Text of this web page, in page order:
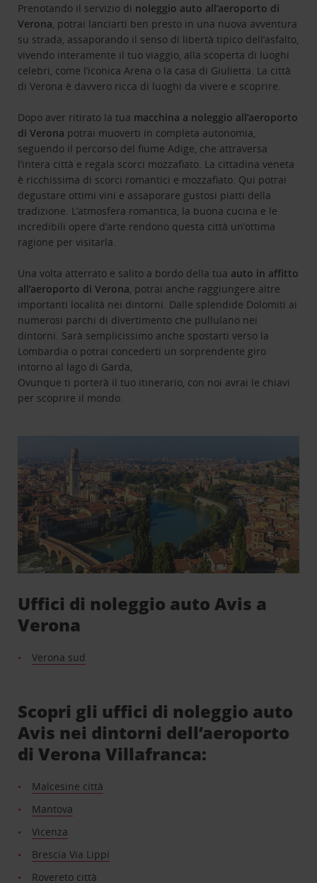
Prenotando il servizio di noleggio auto all’aeroporto di
Verona , potrai lanciarti ben presto in una nuova avventura
su strada, assaporando il senso di libertà tipico dell’asfalto,
vivendo interamente il tuo viaggio, alla scoperta di luoghi
celebri, come l’iconica Arena o la casa di Giulietta. La città
di Verona è davvero ricca di luoghi da vivere e scoprire.
Dopo aver ritirato la tua macchina a noleggio all’aeroporto
di Verona potrai muoverti in completa autonomia,
seguendo il percorso del fiume Adige, che attraversa
l’intera città e regala scorci mozzafiato. La cittadina veneta
è ricchissima di scorci romantici e mozzafiato. Qui potrai
degustare ottimi vini e assaporare gustosi piatti della
tradizione. L’atmosfera romantica, la buona cucina e le
incredibili opere d’arte rendono questa città un’ottima
ragione per visitarla.
Una volta atterrato e salito a bordo della tua auto in affitto
all’aeroporto di Verona , potrai anche raggiungere altre
importanti località nei dintorni. Dalle splendide Dolomiti ai
numerosi parchi di divertimento che pullulano nei
dintorni. Sarà semplicissimo anche spostarti verso la
Lombardia o potrai concederti un sorprendente giro
intorno al lago di Garda,
Ovunque ti porterà il tuo itinerario, con noi avrai le chiavi
per scoprire il mondo.
Uffici di noleggio auto Avis a
Verona
Verona sud
Scopri gli uffici di noleggio auto
Avis nei dintorni dell’aeroporto
di Verona Villafranca:
Malcesine città
Mantova
Vicenza
Brescia Via Lippi
Rovereto città